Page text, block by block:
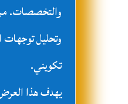
والتخصصات. من
وتحليل
تكويني.
يهدف هذا